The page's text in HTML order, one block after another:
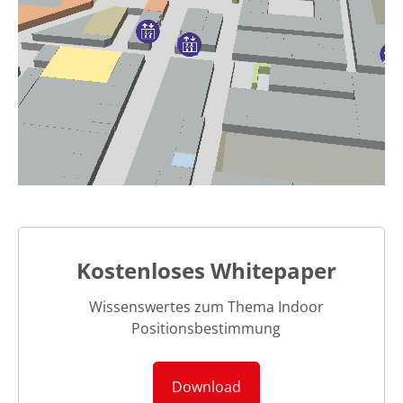
Kostenloses Whitepaper
Wissenswertes zum Thema Indoor
Positionsbestimmung
Download